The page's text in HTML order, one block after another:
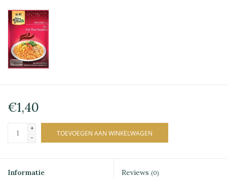
€1,40
+
-
TOEVOEGEN AAN WINKELWAGEN
Informatie Reviews (0)